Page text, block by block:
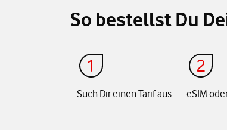
So bestellst Du
Such Dir einen Tarif aus eSIM